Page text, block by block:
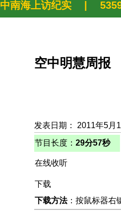
中南海上访纪实
空中明慧周报
发表日期： 2011年5月
节目长度： 29分57秒
在线收听
下载
下载方法：按鼠标器右